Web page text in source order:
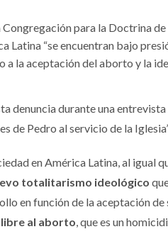
para la Doctrina
Latina “se encuentran bajo
a la aceptación del aborto y la
denuncia durante una
de Pedro al servicio de la
en América Latina, al igual
totalitarismo ideológico
en función de la aceptación de
libre al aborto, que es un